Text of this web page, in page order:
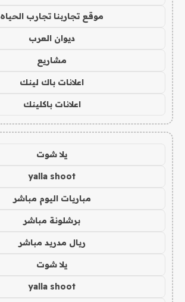
موقع تجاربنا تجارب الحياه
ديوان العرب
مشاريع
اعلانات باك لينك
اعلانات باكلينك
يلا شوت
yalla shoot
مباريات اليوم مباشر
برشلونة مباشر
ريال مدريد مباشر
يلا شوت
yalla shoot